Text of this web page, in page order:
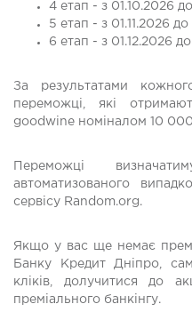
4 етап - з 01.10.2026
5 етап - з 01.11.2026 до
6 етап - з 01.12.2026 до
За результатами
переможці, які
goodwine номіналом 10
Переможці
автоматизованого
сервісу Random.org.
Якщо у вас ще немає
Банку Кредит Дніпро,
кліків, долучитися до
преміального банкінгу.